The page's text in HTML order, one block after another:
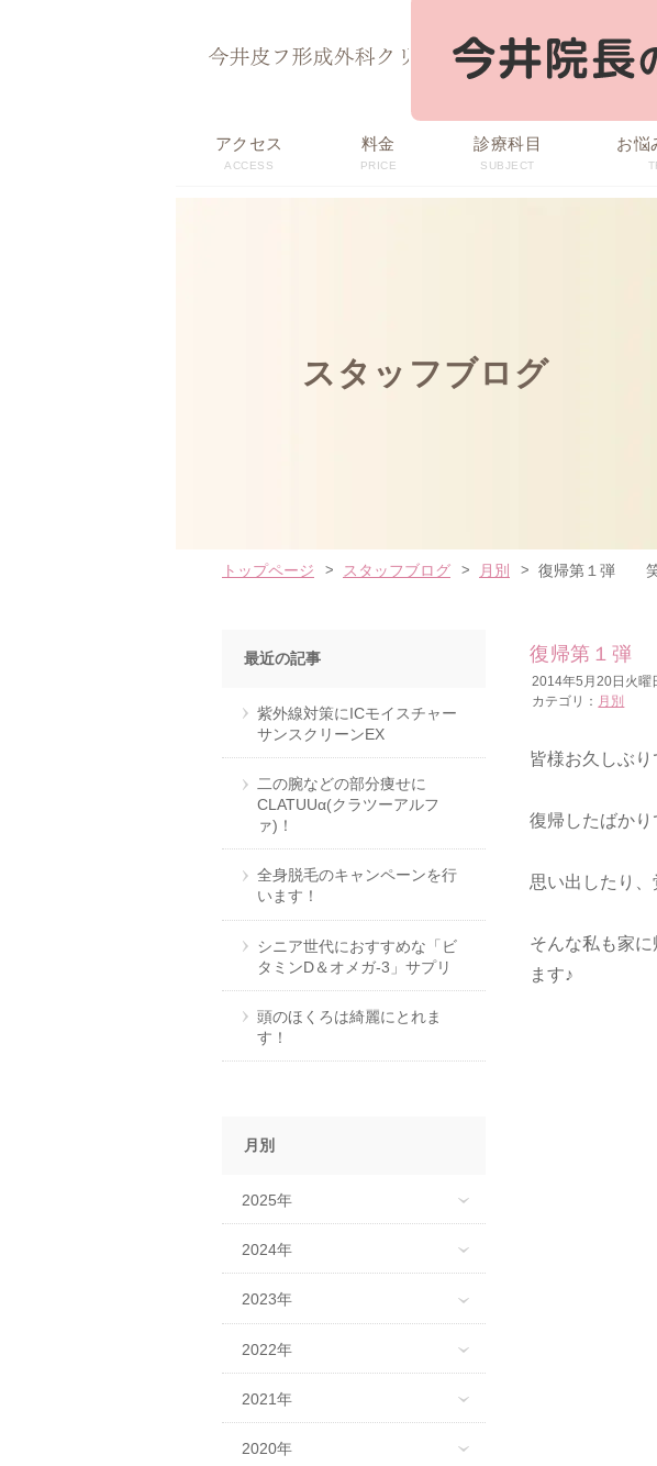
アクセス
ACCESS
料金
PRICE
診療科目
SUBJECT
お悩
スタッフブログ
トップページ スタッフブログ 月別 復帰第１弾
復帰第１
2014年5月20日火曜
カテゴリ： 月別
皆様お久しぶ
復帰したばか
思い出したり
そんな私も家
ます♪
最近の記事
紫外線対策にICモイスチャー
サンスクリーンEX
二の腕などの部分痩せに
CLATUUα(クラツーアルフ
ァ)！
全身脱毛のキャンペーンを行
います！
シニア世代におすすめな「ビ
タミンD＆オメガ-3」サプリ
頭のほくろは綺麗にとれま
す！
月別
2025年
2024年
2023年
2022年
2021年
2020年